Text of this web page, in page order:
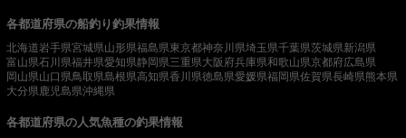
各都道府県の船釣り釣果情報
北海道岩手県宮城県山形県福島県東京都神奈川県埼玉県千葉県茨城県新潟県
富山県石川県福井県愛知県静岡県三重県大阪府兵庫県和歌山県京都府広島県
岡山県山口県鳥取県島根県高知県香川県徳島県愛媛県福岡県佐賀県長崎県熊本県
大分県 鹿児島県沖縄県
各都道府県の人気魚種の釣果情報